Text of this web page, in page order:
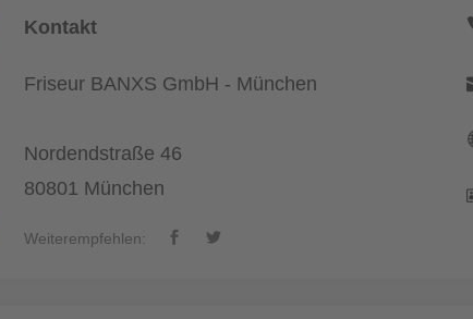
Kontakt
Friseur BANXS GmbH - München
Nordendstraße 46
80801 München
Weiterempfehlen: